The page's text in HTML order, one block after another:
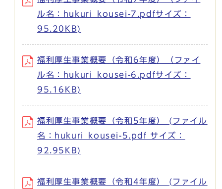
ル名：hukuri_kousei-7.pdfサイズ：
95.20KB)
福利厚生事業概要（令和6年度）（ファイ
ル名：hukuri_kousei-6.pdfサイズ：
95.16KB)
福利厚生事業概要（令和5年度） (ファイル
名：hukuri_kousei-5.pdf サイズ：
92.95KB)
福利厚生事業概要（令和4年度） (ファイル